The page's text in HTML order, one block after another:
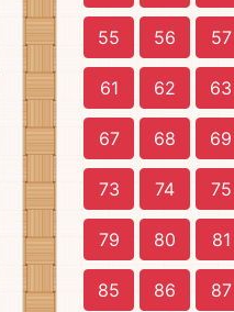
55 56 57
61 62 63
67 68 69
73 74 75
79 80 81
85 86 87